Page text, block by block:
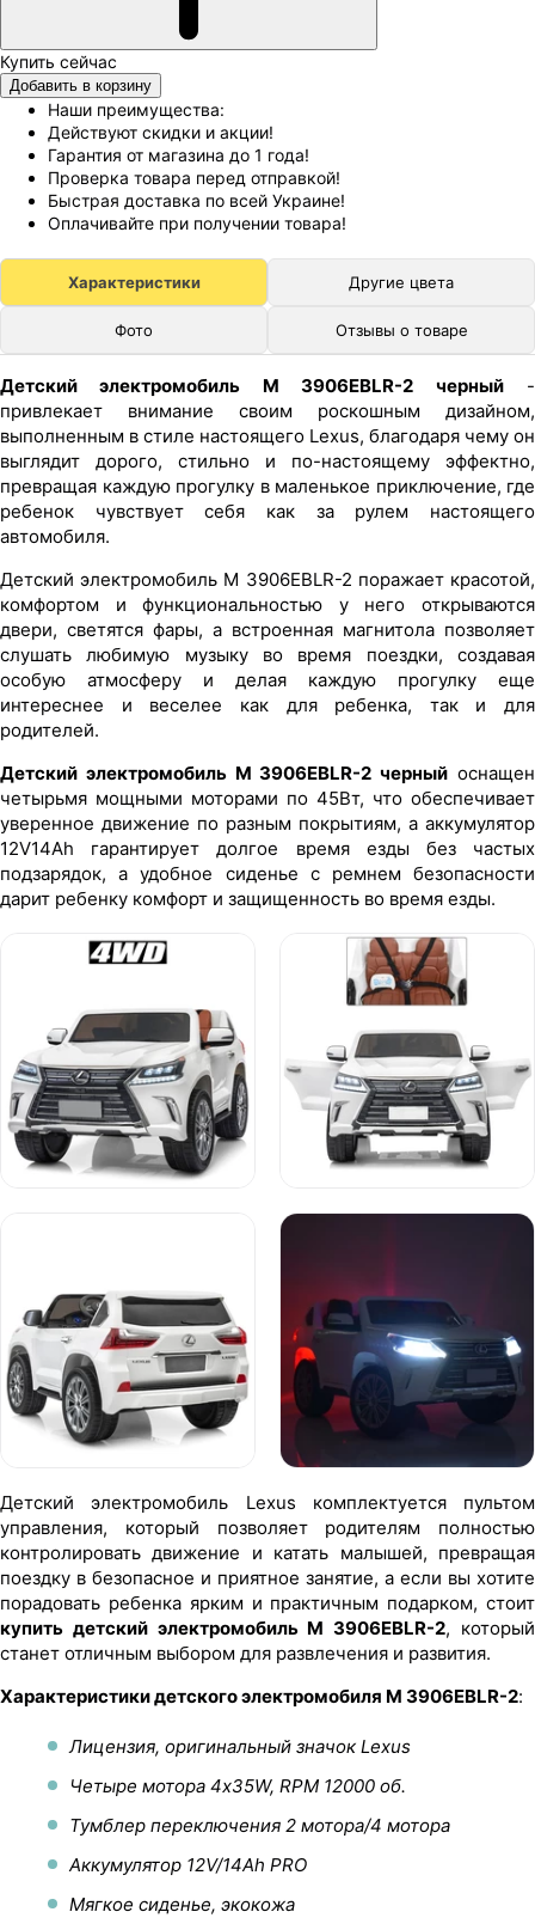
Добавить в корзину
Наши преимущества:
Действуют скидки и акции!
Гарантия от магазина до 1 года!
Проверка товара перед отправкой!
Быстрая доставка по всей Украине!
Оплачивайте при получении товара!
Характеристики Другие цвета
Фото Отзывы о товаре
Детский электромобиль M 3906EBLR-2 черный-
привлекает внимание своим роскошным дизайном,
выполненным в стиле настоящего Lexus, благодаря чему он
выглядит дорого, стильно и по-настоящему эффектно,
превращая каждую прогулку в маленькое приключение, где
ребенок чувствует себя как за рулем настоящего
автомобиля.
Детский электромобиль M 3906EBLR-2 поражает красотой,
комфортом и функциональностью у него открываются
двери, светятся фары, а встроенная магнитола позволяет
слушать любимую музыку во время поездки, создавая
особую атмосферу и делая каждую прогулку еще
интереснее и веселее как для ребенка, так и для
родителей.
Детский электромобиль M 3906EBLR-2 черный оснащен
четырьмя мощными моторами по 45Вт, что обеспечивает
уверенное движение по разным покрытиям, а аккумулятор
12V14Ah гарантирует долгое время езды без частых
подзарядок, а удобное сиденье с ремнем безопасности
дарит ребенку комфорт и защищенность во время езды.
Детский электромобиль Lexus комплектуется пультом
управления, который позволяет родителям полностью
контролировать движение и катать малышей, превращая
поездку в безопасное и приятное занятие, а если вы хотите
порадовать ребенка ярким и практичным подарком, стоит
купить детский электромобиль M 3906EBLR-2, который
станет отличным выбором для развлечения и развития.
Характеристики детского электромобиля M 3906EBLR-2:
Лицензия, оригинальный значок Lexus
Четыре мотора 4х35W, RPM 12000 об.
Тумблер переключения 2 мотора/4 мотора
Аккумулятор 12V/14Ah PRO
Мягкое сиденье, экокожа